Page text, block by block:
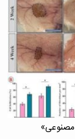
مصنوعی»